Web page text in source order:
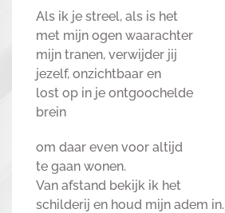
Als ik je streel, als is het
met mijn ogen waarachter
mijn tranen, verwijder jij
jezelf, onzichtbaar en
lost op in je ontgoochelde
brein
om daar even voor altijd
te gaan wonen.
Van afstand bekijk ik het
schilderij en houd mijn adem in.